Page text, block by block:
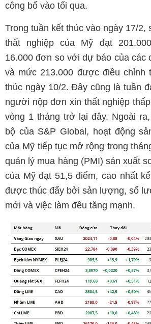
công bố vào tối qua.
Trong tuần kết thúc vào ngày 17/2,
thất nghiệp của Mỹ đạt
16.000 đơn so với dự báo của các
và mức 213.000 được điều chỉnh
thúc ngày 10/2. Đây cũng là tuần
người nộp đơn xin thất nghiệp
vòng 1 tháng trở lại đây. Ngoài
bộ của S&P Global, hoạt động
của Mỹ tiếp tục mở rộng trong
quản lý mua hàng (PMI) sản xuất
của Mỹ đạt 51,5 điểm, cao nhất
được thúc đẩy bởi sản lượng, số
mới và việc làm đều tăng mạnh.